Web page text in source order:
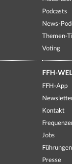
Podcasts
News-
Themen-
Voting
FFH-
FFH-App
Kontakt
Jobs
Führungen
Presse